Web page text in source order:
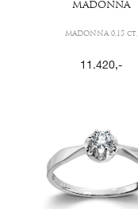
MADONNA
MADONNA 0,15 ct.
11.420,-